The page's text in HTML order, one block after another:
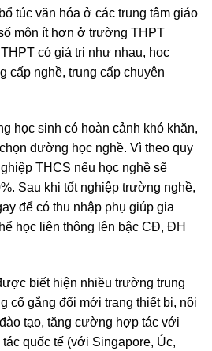
túc văn hóa ở các trung tâm giáo
môn ít hơn ở trường THPT
có giá trị như nhau, học
cấp nghề, trung cấp chuyên
học sinh có hoàn cảnh khó khăn,
đường học nghề. Vì theo quy
THCS nếu học nghề sẽ
Sau khi tốt nghiệp trường nghề,
để có thu nhập phụ giúp gia
học liên thông lên bậc CĐ, ĐH
biết hiện nhiều trường trung
cố gắng đổi mới trang thiết bị, nội
tạo, tăng cường hợp tác với
quốc tế (với Singapore, Úc,